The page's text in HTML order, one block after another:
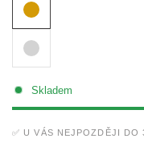
Skladem
✅ U VÁS NEJPOZDĚJI DO